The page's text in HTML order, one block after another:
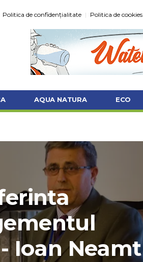
Politica de confidențialitate Politica de cookies
AQUA NATURA ECO
Ioan Neamt